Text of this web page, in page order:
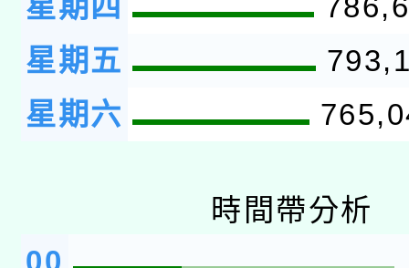
星期四
星期五
星期六
時間帶分析